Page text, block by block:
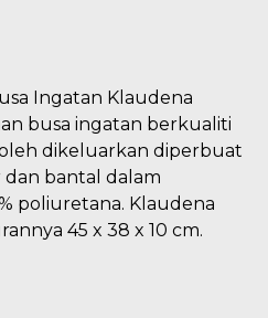
Ingatan Klaudena
busa ingatan berkualiti
dikeluarkan diperbuat
dan bantal dalam
poliuretana. Klaudena
45 x 38 x 10 cm.